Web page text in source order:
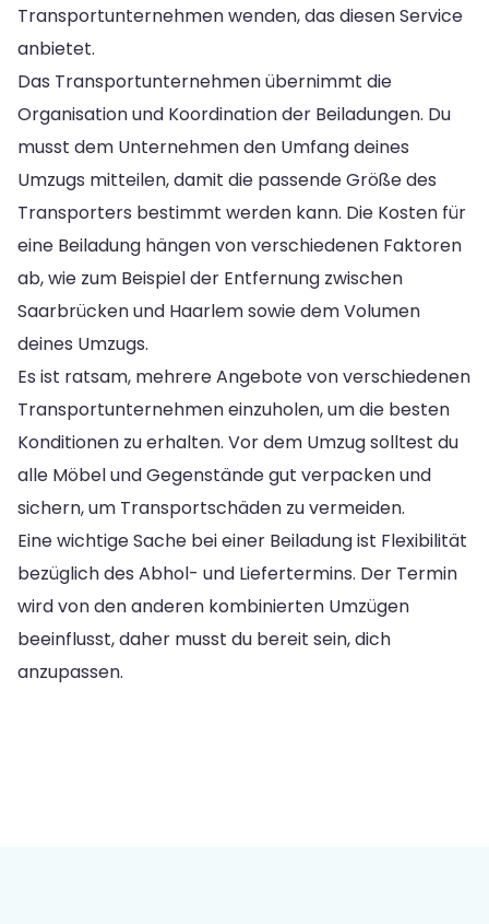
Transportunternehmen wenden, das diesen Service
anbietet.
Das Transportunternehmen übernimmt die
Organisation und Koordination der Beiladungen. Du
musst dem Unternehmen den Umfang deines
Umzugs mitteilen, damit die passende Größe des
Transporters bestimmt werden kann. Die Kosten für
eine Beiladung hängen von verschiedenen Faktoren
ab, wie zum Beispiel der Entfernung zwischen
Saarbrücken und Haarlem sowie dem Volumen
deines Umzugs.
Es ist ratsam, mehrere Angebote von verschiedenen
Transportunternehmen einzuholen, um die besten
Konditionen zu erhalten. Vor dem Umzug solltest du
alle Möbel und Gegenstände gut verpacken und
sichern, um Transportschäden zu vermeiden.
Eine wichtige Sache bei einer Beiladung ist Flexibilität
bezüglich des Abhol- und Liefertermins. Der Termin
wird von den anderen kombinierten Umzügen
beeinflusst, daher musst du bereit sein, dich
anzupassen.